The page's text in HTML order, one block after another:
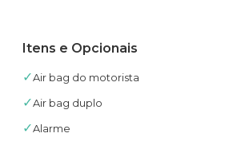
Itens e Opcionais
✓Air bag do motorista
✓Air bag duplo
✓Alarme